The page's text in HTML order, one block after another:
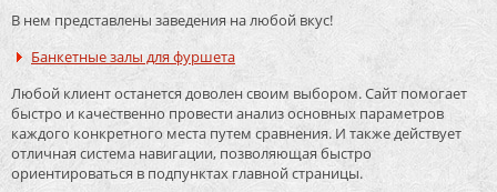
В нем представлены заведения на любой вкус!
Банкетные залы для фуршета
Любой клиент останется доволен своим выбором. Сайт помогает
быстро и качественно провести анализ основных параметров
каждого конкретного места путем сравнения. И также действует
отличная система навигации, позволяющая быстро
ориентироваться в подпунктах главной страницы.